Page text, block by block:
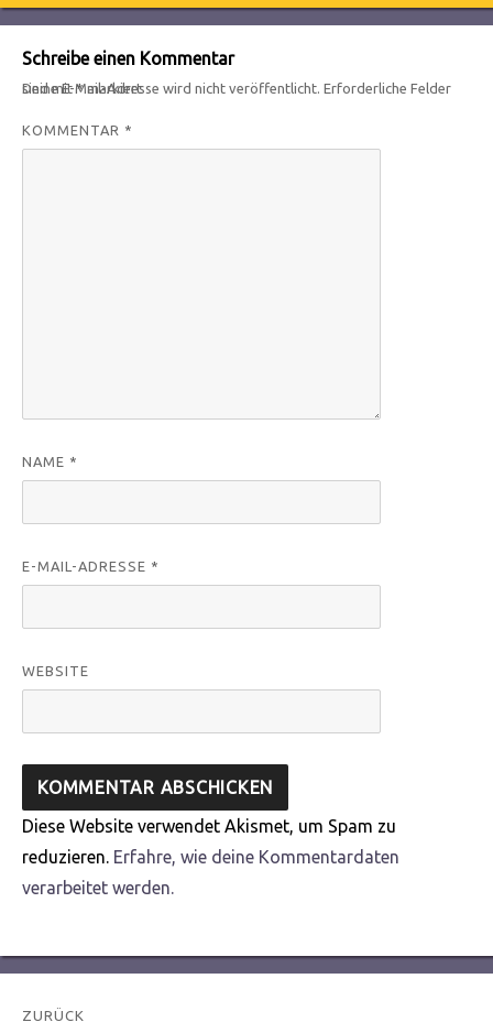
Schreibe einen Kommentar
Deine E-Mail-Adresse wird nicht veröffentlicht.
Erforderliche Felder sind mit*markiert
KOMMENTAR *
NAME *
E-MAIL-ADRESSE *
WEBSITE
Diese Website verwendet Akismet, um Spam zu
reduzieren. Erfahre, wie deine Kommentardaten
verarbeitet werden.
Beitragsnavigation
ZURÜCK